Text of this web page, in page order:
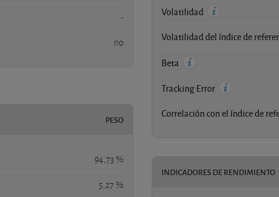
-
no
PESO
94,73 %
5,27 %
Volatilidad
Volatilidad del índice de
Beta
Tracking Error
Correlación con el índice de
INDICADORES DE RENDIMIENTO